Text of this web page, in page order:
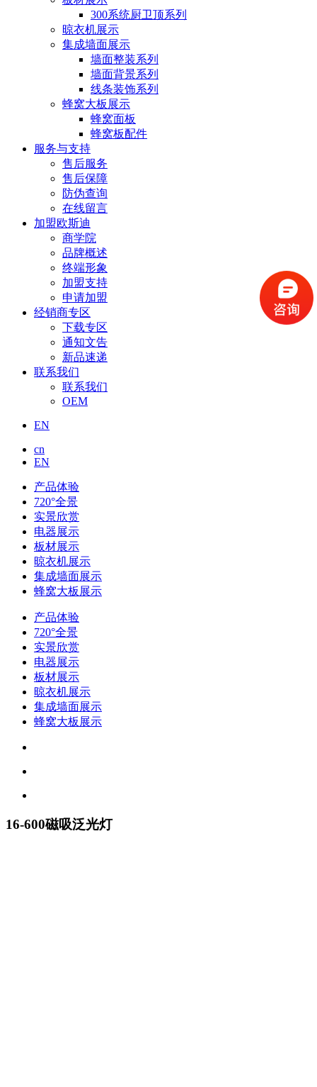
300系统厨卫顶系列
晾衣机展示
集成墙面展示
墙面整装系列
墙面背景系列
线条装饰系列
蜂窝大板展示
蜂窝面板
蜂窝板配件
服务与支持
售后服务
售后保障
防伪查询
在线留言
加盟欧斯迪
商学院
品牌概述
终端形象
加盟支持
申请加盟
经销商专区
下载专区
通知文告
新品速递
联系我们
联系我们
OEM
EN
cn
EN
产品体验
720°全景
实景欣赏
电器展示
板材展示
晾衣机展示
集成墙面展示
蜂窝大板展示
产品体验
720°全景
实景欣赏
电器展示
板材展示
晾衣机展示
集成墙面展示
蜂窝大板展示
16-600磁吸泛光灯